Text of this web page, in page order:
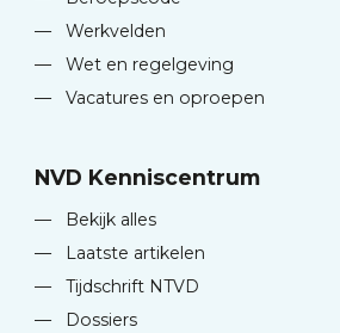
—
Werkvelden
—
Wet en regelgeving
—
Vacatures en oproepen
NVD Kenniscentrum
—
Bekijk alles
—
Laatste artikelen
—
Tijdschrift NTVD
—
Dossiers